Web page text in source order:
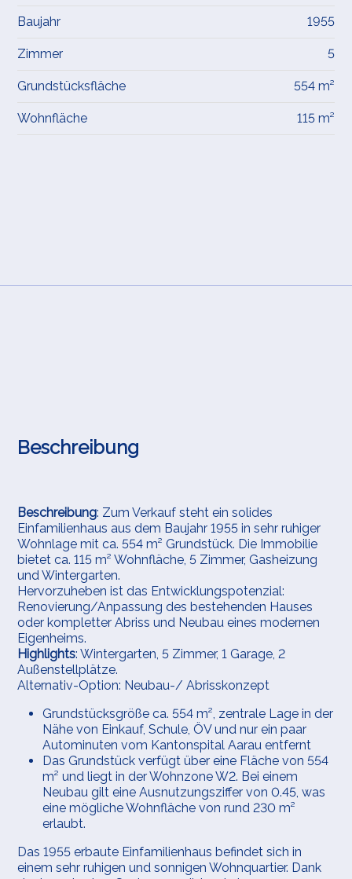
Beschreibung
Beschreibung: Zum Verkauf steht ein solides
Einfamilienhaus aus dem Baujahr 1955 in sehr ruhiger
Wohnlage mit ca. 554 m² Grundstück. Die Immobilie
bietet ca. 115 m² Wohnfläche, 5 Zimmer, Gasheizung
und Wintergarten.
Hervorzuheben ist das Entwicklungspotenzial:
Renovierung/Anpassung des bestehenden Hauses
oder kompletter Abriss und Neubau eines modernen
Eigenheims.
Highlights: Wintergarten, 5 Zimmer, 1 Garage, 2
Außenstellplätze.
Alternativ-Option: Neubau-/ Abrisskonzept
Grundstücksgröße ca. 554 m², zentrale Lage in der
Nähe von Einkauf, Schule, ÖV und nur ein paar
Autominuten vom Kantonspital Aarau entfernt
Das Grundstück verfügt über eine Fläche von 554
m² und liegt in der Wohnzone W2. Bei einem
Neubau gilt eine Ausnutzungsziffer von 0.45, was
eine mögliche Wohnfläche von rund 230 m²
erlaubt.
Das 1955 erbaute Einfamilienhaus befindet sich in
einem sehr ruhigen und sonnigen Wohnquartier. Dank
Baujahr 1955
Zimmer 5
Grundstücksfläche 554 m²
Wohnfläche 115 m²